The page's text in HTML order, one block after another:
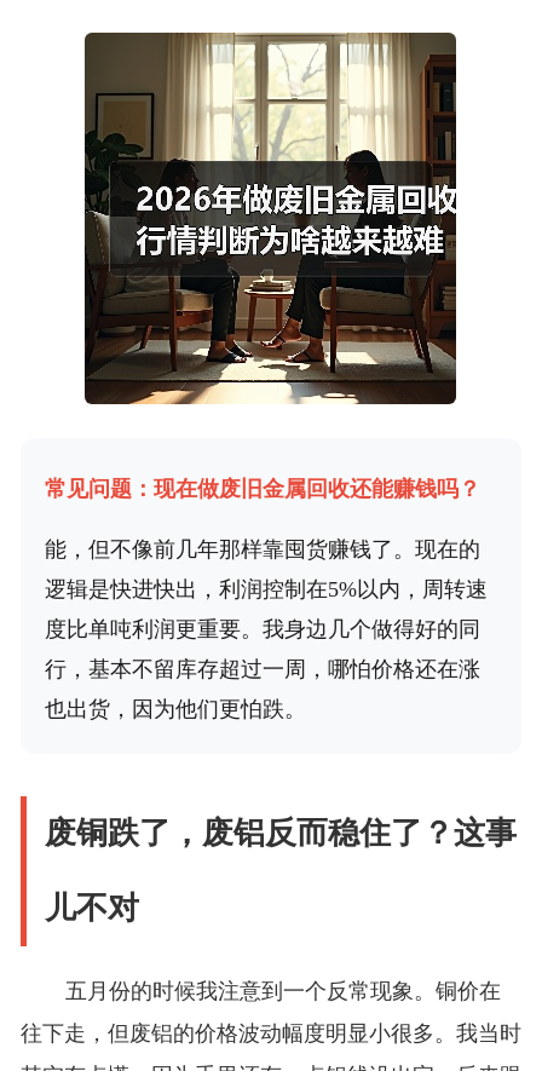
常见问题：现在做废旧金属回收还能赚钱吗？
能，但不像前几年那样靠囤货赚钱了。现在的
逻辑是快进快出，利润控制在5%以内，周转速
度比单吨利润更重要。我身边几个做得好的同
行，基本不留库存超过一周，哪怕价格还在涨
也出货，因为他们更怕跌。
废铜跌了，废铝反而稳住了？这事
儿不对
五月份的时候我注意到一个反常现象。铜价在
往下走，但废铝的价格波动幅度明显小很多。我当时